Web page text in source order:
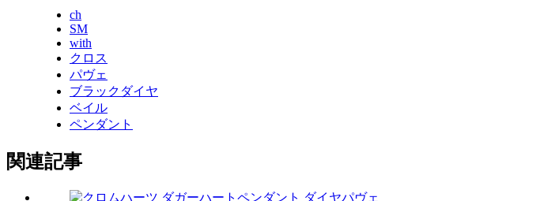
ch
SM
with
クロス
パヴェ
ブラックダイヤ
ベイル
ペンダント
関連記事